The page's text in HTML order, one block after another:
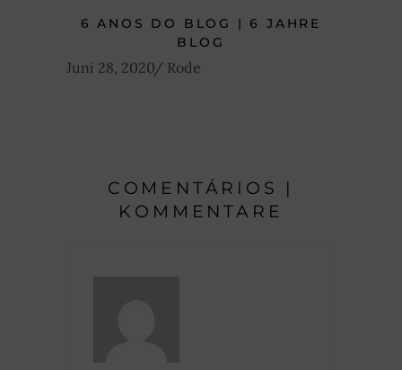
6 ANOS DO BLOG | 6 JAHRE
BLOG
Juni 28, 2020 Rode
COMENTÁRIOS |
KOMMENTARE